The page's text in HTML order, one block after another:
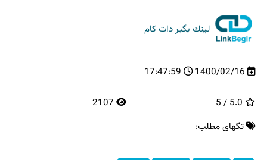
لینك بگیر دات كام
1400/02/16
17:47:59
تگهای مطلب: